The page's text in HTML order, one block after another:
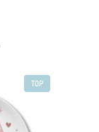
TOP